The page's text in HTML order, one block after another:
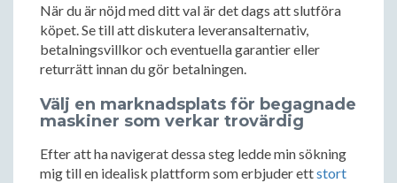
När du är nöjd med ditt val är det dags att slutföra
köpet. Se till att diskutera leveransalternativ,
betalningsvillkor och eventuella garantier eller
returrätt innan du gör betalningen.
Välj en marknadsplats för begagnade
maskiner som verkar trovärdig
Efter att ha navigerat dessa steg ledde min sökning
mig till en idealisk plattform som erbjuder ettstort